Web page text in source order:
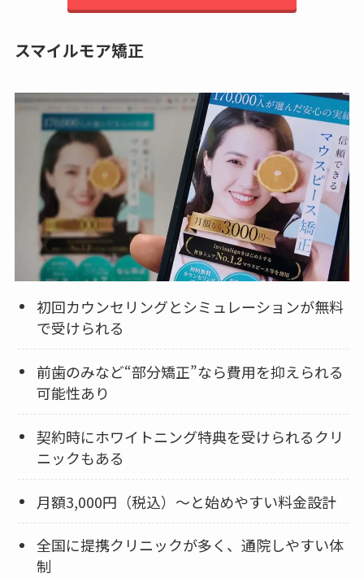
スマイルモア矯正
初回カウンセリングとシミュレーションが無料
で受けられる
前歯のみなど“部分矯正”なら費用を抑えられる
可能性あり
契約時にホワイトニング特典を受けられるクリ
ニックもある
月額3,000円（税込）〜と始めやすい料金設計
全国に提携クリニックが多く、通院しやすい体
制